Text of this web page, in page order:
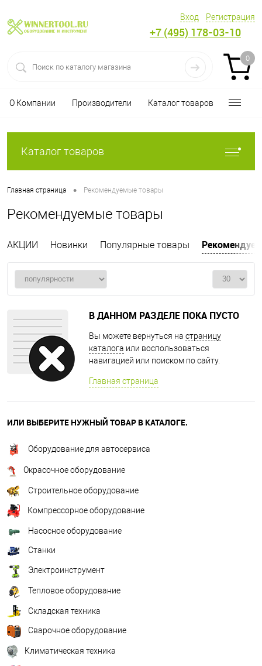
Вход Регистрация
+7 (495) 178-03-10
0
О Компании Производители Каталог товаров
Каталог товаров
Главная страница • Рекомендуемые товары
Рекомендуемые товары
АКЦИИ Новинки Популярные товары
В ДАННОМ РАЗДЕЛЕ ПОКА ПУСТО
Вы можете вернуться на страницу
каталога или воспользоваться
навигацией или поиском по сайту.
Главная страница
ИЛИ ВЫБЕРИТЕ НУЖНЫЙ ТОВАР В КАТАЛОГЕ.
Оборудование для автосервиса
Окрасочное оборудование
Строительное оборудование
Компрессорное оборудование
Насосное оборудование
Станки
Электроинструмент
Тепловое оборудование
Складская техника
Сварочное оборудование
Климатическая техника